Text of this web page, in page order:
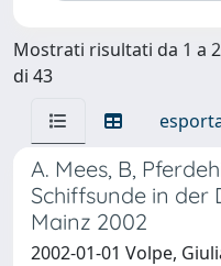
Mostrati risultati da 1 a
di 43
A. Mees, B,
Schiffsunde in der
Mainz 2002
2002-01-01 Volpe,